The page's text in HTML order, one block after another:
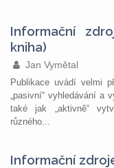
Informační
kniha)
Jan Vymětal
Publikace uvádí velmi
„pasivní“ vyhledávání a
také jak „aktivně“
různého...
Informační